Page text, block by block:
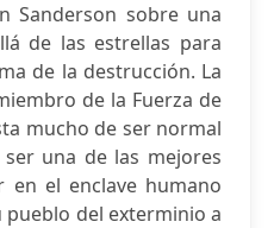
Sanderson sobre una
de las estrellas para
de la destrucción. La
de la Fuerza de
mucho de ser normal
una de las mejores
en el enclave humano
pueblo del exterminio a